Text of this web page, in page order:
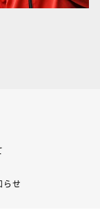
らせ